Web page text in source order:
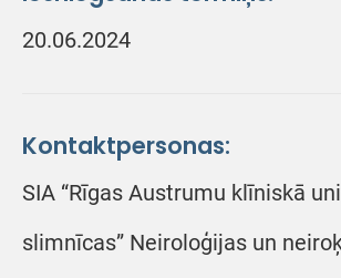
20.06.2024
Kontaktpersonas:
SIA “Rīgas Austrumu klīniskā
slimnīcas” Neiroloģijas un